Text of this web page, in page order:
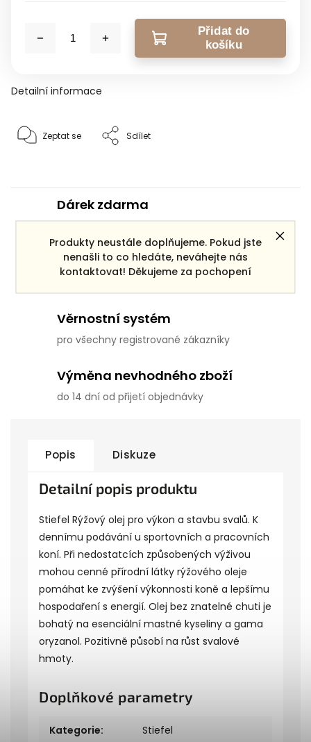
Produkty neustále doplňujeme. Pokud jste
nenašli to co hledáte, neváhejte nás
kontaktovat! Děkujeme za pochopení
Přidat do
košíku
Detailní informace
Zeptat se Sdílet
Dárek zdarma
Doprava zdarma
Věrnostní systém
pro všechny registrované zákazníky
Výměna nevhodného zboží
do 14 dní od přijetí objednávky
Popis Diskuze
Detailní popis produktu
Stiefel Rýžový olej pro výkon a stavbu svalů. K
dennímu podávání u sportovních a pracovních
koní. Při nedostatcích způsobených výživou
mohou cenné přírodní látky rýžového oleje
pomáhat ke zvýšení výkonnosti koně a lepšímu
hospodaření s energií. Olej bez znatelné chuti je
bohatý na esenciální mastné kyseliny a gama
oryzanol. Pozitivně působí na růst svalové
hmoty.
Doplňkové parametry
Kategorie: Stiefel